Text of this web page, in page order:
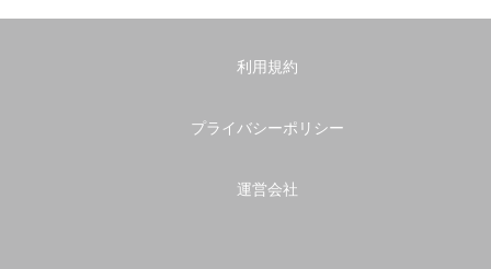
利用規約
プライバシーポリシー
運営会社